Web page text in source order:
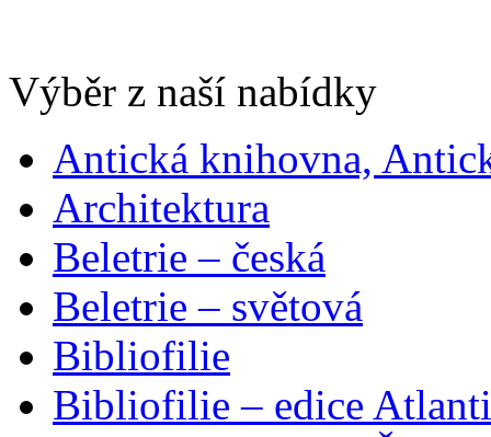
Výběr z naší nabídky
Antická knihovna,
Architektura
Beletrie – česká
Beletrie – světová
Bibliofilie
Bibliofilie – edice